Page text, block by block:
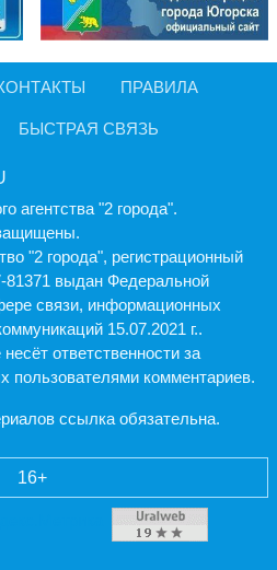
ПРАВИЛА
БЫСТРАЯ СВЯЗЬ
агентства "2 города".
"2 города", регистрационный
выдан Федеральной
связи, информационных
15.07.2021 г..
ответственности за
пользователями комментариев.
ссылка обязательна.
16+